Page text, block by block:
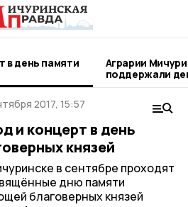
в день памяти
Аграрии
поддержали день
труда
2017, 15:57
и концерт в день
князей
в сентябре проходят
дню памяти
благоверных князей